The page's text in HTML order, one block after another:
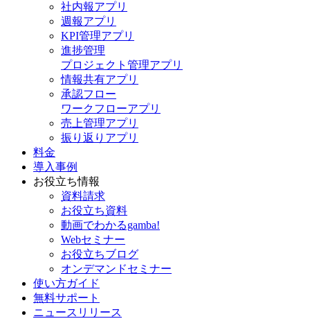
社内報アプリ
週報アプリ
KPI管理アプリ
進捗管理
プロジェクト管理アプリ
情報共有アプリ
承認フロー
ワークフローアプリ
売上管理アプリ
振り返りアプリ
料金
導入事例
お役立ち情報
資料請求
お役立ち資料
動画でわかるgamba!
Webセミナー
お役立ちブログ
オンデマンドセミナー
使い方ガイド
無料サポート
ニュースリリース